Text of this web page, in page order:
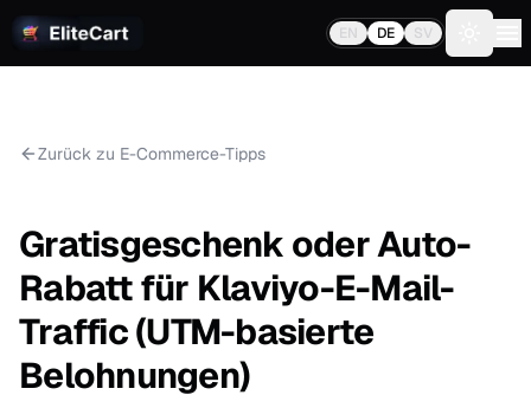
EN DE SV Toggle
Zurück zu E-Commerce-Tipps
Gratisgeschenk oder Auto-
Rabatt für Klaviyo-E-Mail-
Traffic (UTM-basierte
Belohnungen)